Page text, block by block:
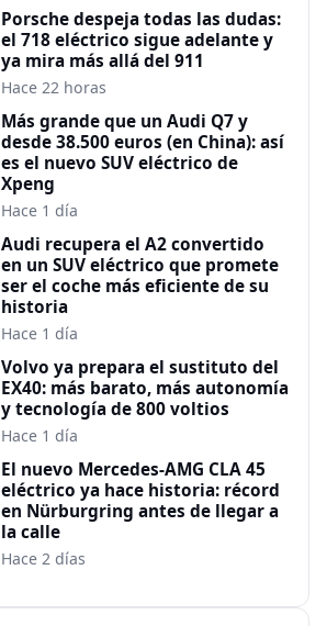
Porsche despeja todas las dudas:
el 718 eléctrico sigue adelante y
ya mira más allá del 911
Hace 22 horas
Más grande que un Audi Q7 y
desde 38.500 euros (en China): así
es el nuevo SUV eléctrico de
Xpeng
Hace 1 día
Audi recupera el A2 convertido
en un SUV eléctrico que promete
ser el coche más eficiente de su
historia
Hace 1 día
Volvo ya prepara el sustituto del
EX40: más barato, más autonomía
y tecnología de 800 voltios
Hace 1 día
El nuevo Mercedes-AMG CLA 45
eléctrico ya hace historia: récord
en Nürburgring antes de llegar a
la calle
Hace 2 días